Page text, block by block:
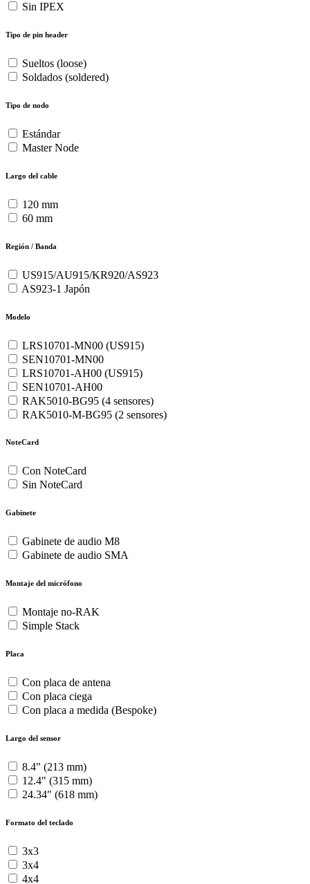
Sin IPEX
Tipo de pin header
Sueltos (loose)
Soldados (soldered)
Tipo de nodo
Estándar
Master Node
Largo del cable
120 mm
60 mm
Región / Banda
US915/AU915/KR920/AS923
AS923-1 Japón
Modelo
LRS10701-MN00 (US915)
SEN10701-MN00
LRS10701-AH00 (US915)
SEN10701-AH00
RAK5010-BG95 (4 sensores)
RAK5010-M-BG95 (2 sensores)
NoteCard
Con NoteCard
Sin NoteCard
Gabinete
Gabinete de audio M8
Gabinete de audio SMA
Montaje del micrófono
Montaje no-RAK
Simple Stack
Placa
Con placa de antena
Con placa ciega
Con placa a medida (Bespoke)
Largo del sensor
8.4" (213 mm)
12.4" (315 mm)
24.34" (618 mm)
Formato del teclado
3x3
3x4
4x4